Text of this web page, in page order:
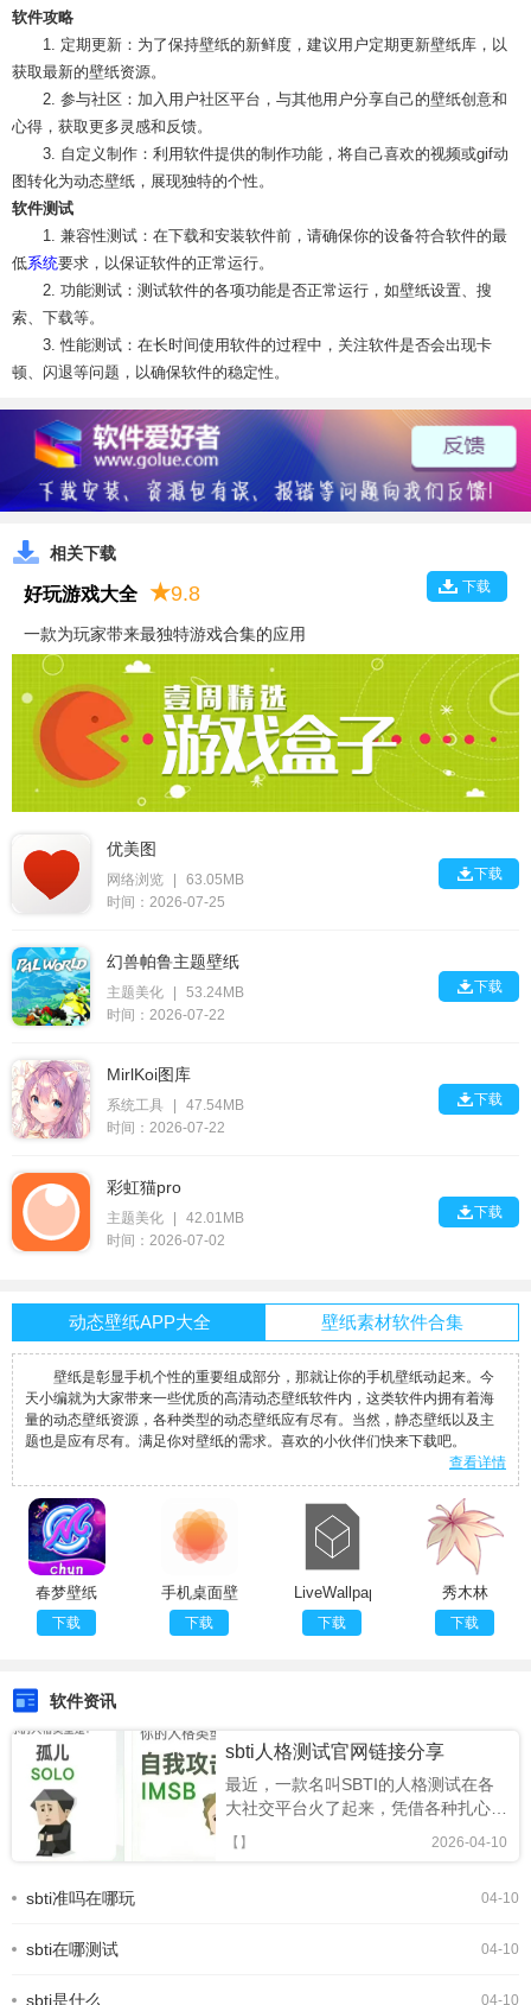
软件攻略
1. 定期更新：为了保持壁纸的新鲜度，建议用户定期更新壁纸库，以
获取最新的壁纸资源。
2. 参与社区：加入用户社区平台，与其他用户分享自己的壁纸创意和
心得，获取更多灵感和反馈。
3. 自定义制作：利用软件提供的制作功能，将自己喜欢的视频或gif动
图转化为动态壁纸，展现独特的个性。
软件测试
1. 兼容性测试：在下载和安装软件前，请确保你的设备符合软件的最
低系统要求，以保证软件的正常运行。
2. 功能测试：测试软件的各项功能是否正常运行，如壁纸设置、搜
索、下载等。
3. 性能测试：在长时间使用软件的过程中，关注软件是否会出现卡
顿、闪退等问题，以确保软件的稳定性。
相关下载
下载
好玩游戏大全 ★9.8
一款为玩家带来最独特游戏合集的应用
优美图
网络浏览
63.05MB
时间：2026-07-25
下载
幻兽帕鲁主题壁纸
主题美化
53.24MB
时间：2026-07-22
下载
MirlKoi图库
系统工具
47.54MB
时间：2026-07-22
下载
彩虹猫pro
主题美化
42.01MB
时间：2026-07-02
下载
动态壁纸APP大全 壁纸素材软件合集
壁纸是彰显手机个性的重要组成部分，那就让你的手机壁纸动起来。今
天小编就为大家带来一些优质的高清动态壁纸软件内，这类软件内拥有着海
量的动态壁纸资源，各种类型的动态壁纸应有尽有。当然，静态壁纸以及主
题也是应有尽有。满足你对壁纸的需求。喜欢的小伙伴们快来下载吧。
查看详情
春梦壁纸
下载
手机桌面壁
纸
下载
LiveWallpaper
下载
秀木林
下载
软件资讯
sbti人格测试官网链接分享
最近，一款名叫SBTI的人格测试在各
大社交平台火了起来，凭借各种扎心又
搞笑的精神状态标签，迅速成为年轻人
的新型社交暗号。很多人跟风玩梗，却
么。今天就为大家整理出 SBTI 在线测
松一键测出你的专属人格。SBTI人格
2026-04-10
【】
04-10
sbti准吗在哪玩
04-10
sbti在哪测试
04-10
sbti是什么